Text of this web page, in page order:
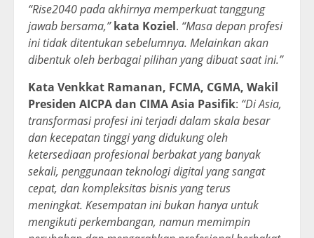
“Rise2040 pada akhirnya memperkuat tanggung
jawab bersama,” kata Koziel. “Masa depan profesi
ini tidak ditentukan sebelumnya. Melainkan akan
dibentuk oleh berbagai pilihan yang dibuat saat ini.”
Kata Venkkat Ramanan, FCMA, CGMA, Wakil
Presiden AICPA dan CIMA Asia Pasifik: “Di Asia,
transformasi profesi ini terjadi dalam skala besar
dan kecepatan tinggi yang didukung oleh
ketersediaan profesional berbakat yang banyak
sekali, penggunaan teknologi digital yang sangat
cepat, dan kompleksitas bisnis yang terus
meningkat. Kesempatan ini bukan hanya untuk
mengikuti perkembangan, namun memimpin